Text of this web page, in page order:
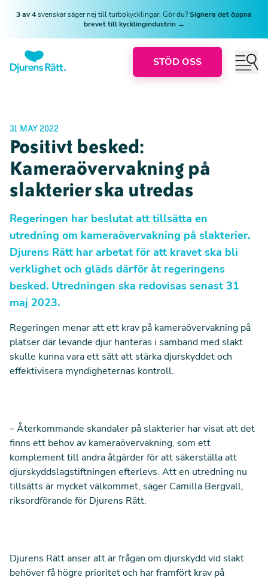
3 av 4svenskar säger nej till turbokycklingar. Gör du?Signera det öppna
brevet till kycklingindustrin →
STÖD OSS
31 MAY 2022
Positivt besked:
Kameraövervakning på
slakterier ska utredas
Regeringen har beslutat att tillsätta en
utredning om kameraövervakning på slakterier.
Djurens Rätt har arbetat för att kravet ska bli
verklighet och gläds därför åt regeringens
besked. Utredningen ska redovisas senast 31
maj 2023.
Regeringen menaratt ett krav på kameraövervakning på
platser där levande djur hanteras i samband med slakt
skulle kunna vara ett sätt att stärka djurskyddet och
effektivisera myndigheternas kontroll.
– Återkommande skandaler på slakterier har visat att det
finns ett behov av kameraövervakning, som ett
komplement till andra åtgärder för att säkerställa att
djurskyddslagstiftningen efterlevs. Att en utredning nu
tillsätts är mycket välkommet, säger Camilla Bergvall,
riksordförande för Djurens Rätt.
Djurens Rätt anser att är frågan om djurskydd vid slakt
behöver få högre prioritet och har framfört krav på